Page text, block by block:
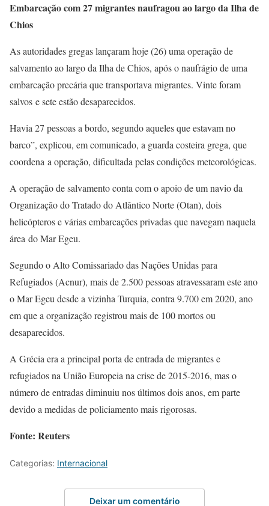
Embarcação com 27 migrantes naufragou ao largo da Ilha de
Chios
As autoridades gregas lançaram hoje (26) uma operação de
salvamento ao largo da Ilha de Chios, após o naufrágio de uma
embarcação precária que transportava migrantes. Vinte foram
salvos e sete estão desaparecidos.
Havia 27 pessoas a bordo, segundo aqueles que estavam no
barco”, explicou, em comunicado, a guarda costeira grega, que
coordena a operação, dificultada pelas condições meteorológicas.
A operação de salvamento conta com o apoio de um navio da
Organização do Tratado do Atlântico Norte (Otan), dois
helicópteros e várias embarcações privadas que navegam naquela
área do Mar Egeu.
Segundo o Alto Comissariado das Nações Unidas para
Refugiados (Acnur), mais de 2.500 pessoas atravessaram este ano
o Mar Egeu desde a vizinha Turquia, contra 9.700 em 2020, ano
em que a organização registrou mais de 100 mortos ou
desaparecidos.
A Grécia era a principal porta de entrada de migrantes e
refugiados na União Europeia na crise de 2015-2016, mas o
número de entradas diminuiu nos últimos dois anos, em parte
devido a medidas de policiamento mais rigorosas.
Fonte: Reuters
Categorias: Internacional
Deixar um comentário